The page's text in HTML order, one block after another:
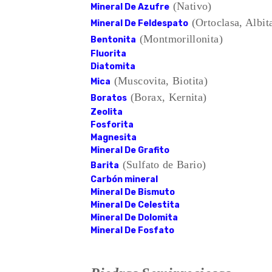
Mineral De Azufre (Nativo)
Mineral De Feldespato (Ortoclasa,
Bentonita (Montmorillonita)
Fluorita
Diatomita
Mica (Muscovita, Biotita)
Boratos (Borax, Kernita)
Zeolita
Fosforita
Magnesita
Mineral De Grafito
Barita (Sulfato de Bario)
Carbón mineral
Mineral De Bismuto
Mineral De Celestita
Mineral De Dolomita
Mineral De Fosfato